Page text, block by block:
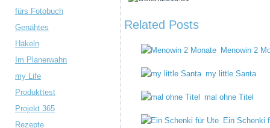
fürs Fotobuch
Genähtes
Häkeln
Im Planerwahn
my Life
Produkttest
Projekt 365
Rezepte
Related Posts
Menowin 2
my little Santa
mal ohne Titel
Ein Schenki